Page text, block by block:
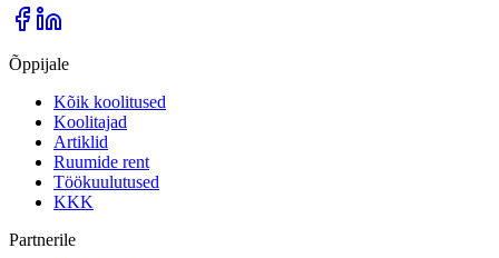
Õppijale
Kõik koolitused
Koolitajad
Artiklid
Ruumide rent
Töökuulutused
KKK
Partnerile